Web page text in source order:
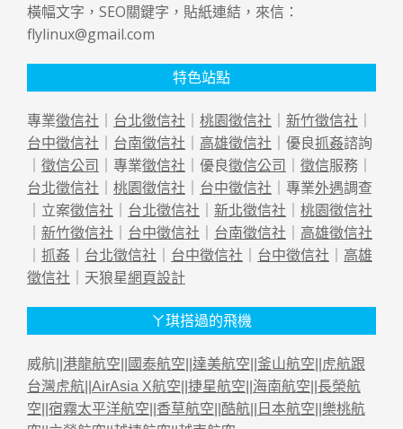
橫幅文字，SEO關鍵字，貼紙連結，來信：
flylinux@gmail.com
特色站點
專業徵信社 ｜ 台北徵信社 ｜ 桃園徵信社 ｜ 新竹徵信社 ｜
台中徵信社 ｜ 台南徵信社 ｜ 高雄徵信社 ｜優良抓姦諮詢
｜ 徵信公司 ｜專業徵信社 ｜優良徵信公司 ｜ 徵信服務｜
台北徵信社 ｜ 桃園徵信社 ｜ 台中徵信社 ｜專業外遇調查
｜立案徵信社 ｜ 台北徵信社 ｜ 新北徵信社 ｜ 桃園徵信社
｜ 新竹徵信社 ｜ 台中徵信社 ｜ 台南徵信社 ｜ 高雄徵信社
｜ 抓姦 ｜ 台北徵信社 ｜ 台中徵信社 ｜ 台中徵信社 ｜ 高雄
徵信社 ｜天狼星網頁設計
ㄚ琪搭過的飛機
威航|| 港龍航空 國泰航空 達美航空 釜山航空
虎航跟
台灣虎航 AirAsia X航空 捷星航空 海南航空 長榮航
空 宿霧太平洋航空 香草航空 酷航 日本航空 樂桃航